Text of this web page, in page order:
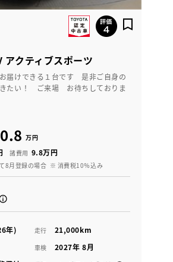
アクティブスポーツ
届けできる１台です 是非ご自身の
きたい！ ご来場 お待ちしておりま
万円
諸費用 9.8万円
8月登録の場合 ※ 消費税10％込み
年) 走行 21,000km
車検 2027年 8月